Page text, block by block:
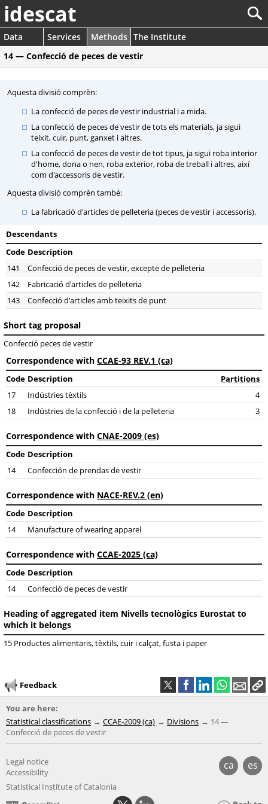
idescat
Data Services Methods The Institute
14 — Confecció de peces de vestir
Aquesta divisió comprèn:
La confecció de peces de vestir industrial i a mida.
La confecció de peces de vestir de tots els materials, ja sigui
teixit, cuir, punt, ganxet i altres.
La confecció de peces de vestir de tot tipus, ja sigui roba interior
d'home, dona o nen, roba exterior, roba de treball i altres, així
com d'accessoris de vestir.
Aquesta divisió comprèn també:
La fabricació d'articles de pelleteria (peces de vestir i accessoris).
Descendants
Code Description
141
Confecció de peces de vestir, excepte de pelleteria
142
Fabricació d'articles de pelleteria
143
Confecció d'articles amb teixits de punt
Short tag proposal
Confecció peces de vestir
Correspondence with CCAE-93 REV.1 (ca)
Code Description
Partitions
17
Indústries tèxtils
4
18
Indústries de la confecció i de la pelleteria 3
Correspondence with CNAE-2009 (es)
Code Description
14
Confección de prendas de vestir
Correspondence with NACE-REV.2 (en)
Code Description
14
Manufacture of wearing apparel
Correspondence with CCAE-2025 (ca)
Code Description
14
Confecció de peces de vestir
Heading of aggregated item Nivells tecnològics Eurostat to
which it belongs
15 Productes alimentaris, tèxtils, cuir i calçat, fusta i paper
Feedback
You are here:
Statistical classifications
CCAE-2009 (ca) Divisions
14 —
Confecció de peces de vestir
ca es
Legal notice
Accessibility
Statistical Institute of Catalonia